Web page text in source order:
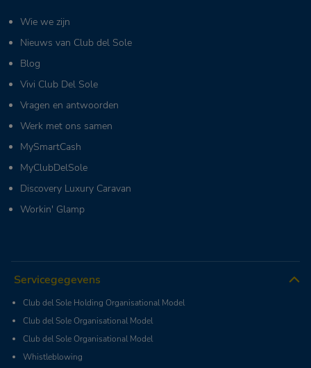
Wie we zijn
Nieuws van Club del Sole
Blog
Vivi Club Del Sole
Vragen en antwoorden
Werk met ons samen
MySmartCash
MyClubDelSole
Discovery Luxury Caravan
Workin' Glamp
Servicegegevens
Club del Sole Holding Organisational Model
Club del Sole Organisational Model
Club del Sole Organisational Model
Whistleblowing